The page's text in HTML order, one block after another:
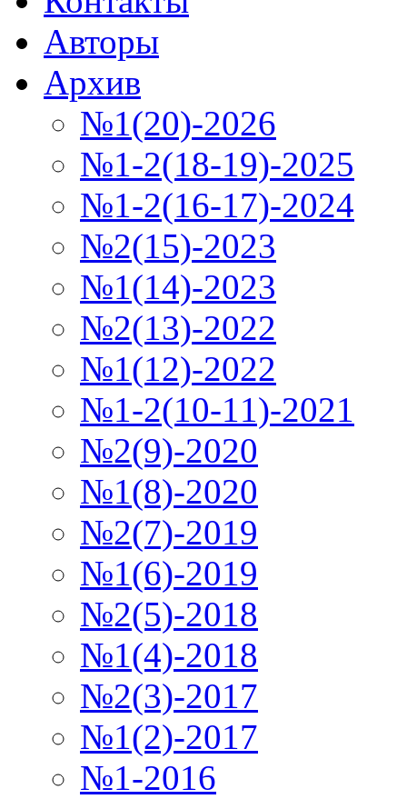
Авторы
Архив
№1(20)-2026
№1-2(18-19)-2025
№1-2(16-17)-2024
№2(15)-2023
№1(14)-2023
№2(13)-2022
№1(12)-2022
№1-2(10-11)-2021
№2(9)-2020
№1(8)-2020
№2(7)-2019
№1(6)-2019
№2(5)-2018
№1(4)-2018
№2(3)-2017
№1(2)-2017
№1-2016